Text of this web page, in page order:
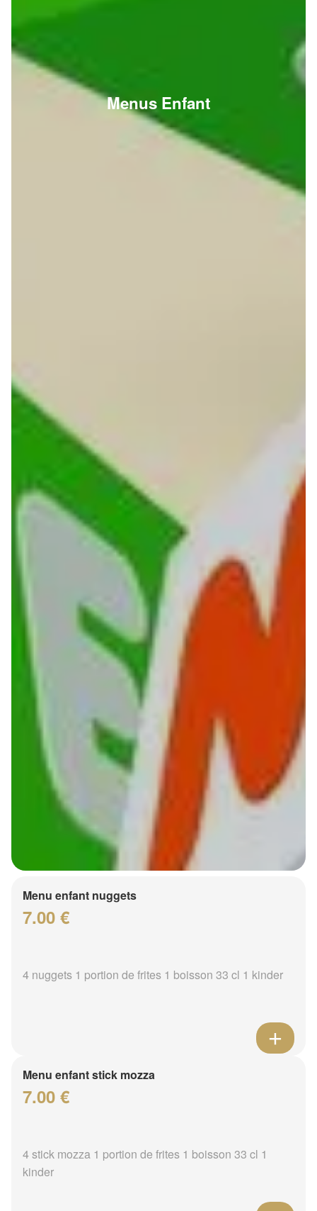
Menus Enfant
Menu enfant nuggets
7.00 €
4 nuggets 1 portion de frites 1 boisson 33 cl 1 kinder
Menu enfant stick mozza
7.00 €
4 stick mozza 1 portion de frites 1 boisson 33 cl 1
kinder